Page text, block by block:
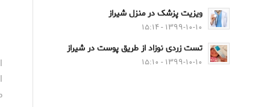
ویزیت پزشک در منزل شیراز
۱۳۹۹-۱۰-۱۰ - ۱۵:۱۴
تست زردی نوزاد از طریق پوست در شیراز
۱۳۹۹-۱۰-۱۰ - ۱۵:۱۰